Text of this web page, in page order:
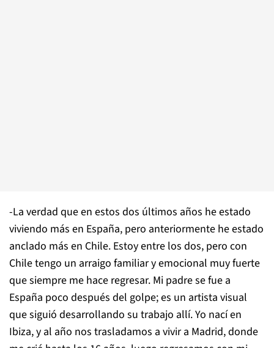
-La verdad que en estos dos últimos años he estado
viviendo más en España, pero anteriormente he estado
anclado más en Chile. Estoy entre los dos, pero con
Chile tengo un arraigo familiar y emocional muy fuerte
que siempre me hace regresar. Mi padre se fue a
España poco después del golpe; es un artista visual
que siguió desarrollando su trabajo allí. Yo nací en
Ibiza, y al año nos trasladamos a vivir a Madrid, donde